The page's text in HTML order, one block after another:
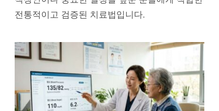
전통적이고 검증된 치료법입니다.